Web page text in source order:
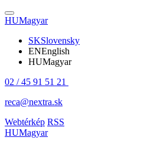
HUMagyar
SKSlovensky
ENEnglish
HUMagyar
02 / 45 91 51 21
reca@nextra.sk
Webtérkép RSS
HUMagyar